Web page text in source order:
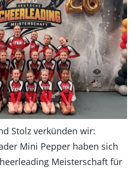
Stolz verkünden wir:
Mini Pepper haben sich
Meisterschaft für